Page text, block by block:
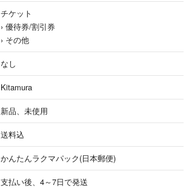
チケット
› 優待券/割引券
› その他
なし
Kitamura
新品、未使用
送料込
かんたんラクマパック(日本郵便)
支払い後、4～7日で発送